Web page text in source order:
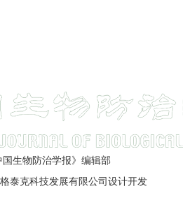
生物防治学报》编辑部
泰克科技发展有限公司设计开发